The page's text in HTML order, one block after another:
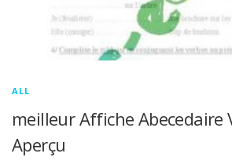
ALL
meilleur Affiche Abecedaire
Aperçu